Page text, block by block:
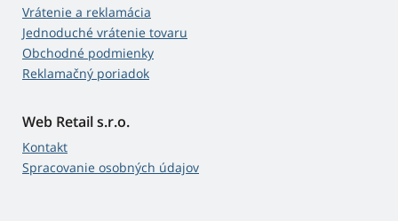
Vrátenie a reklamácia
Jednoduché vrátenie tovaru
Obchodné podmienky
Reklamačný poriadok
Web Retail s.r.o.
Kontakt
Spracovanie osobných údajov